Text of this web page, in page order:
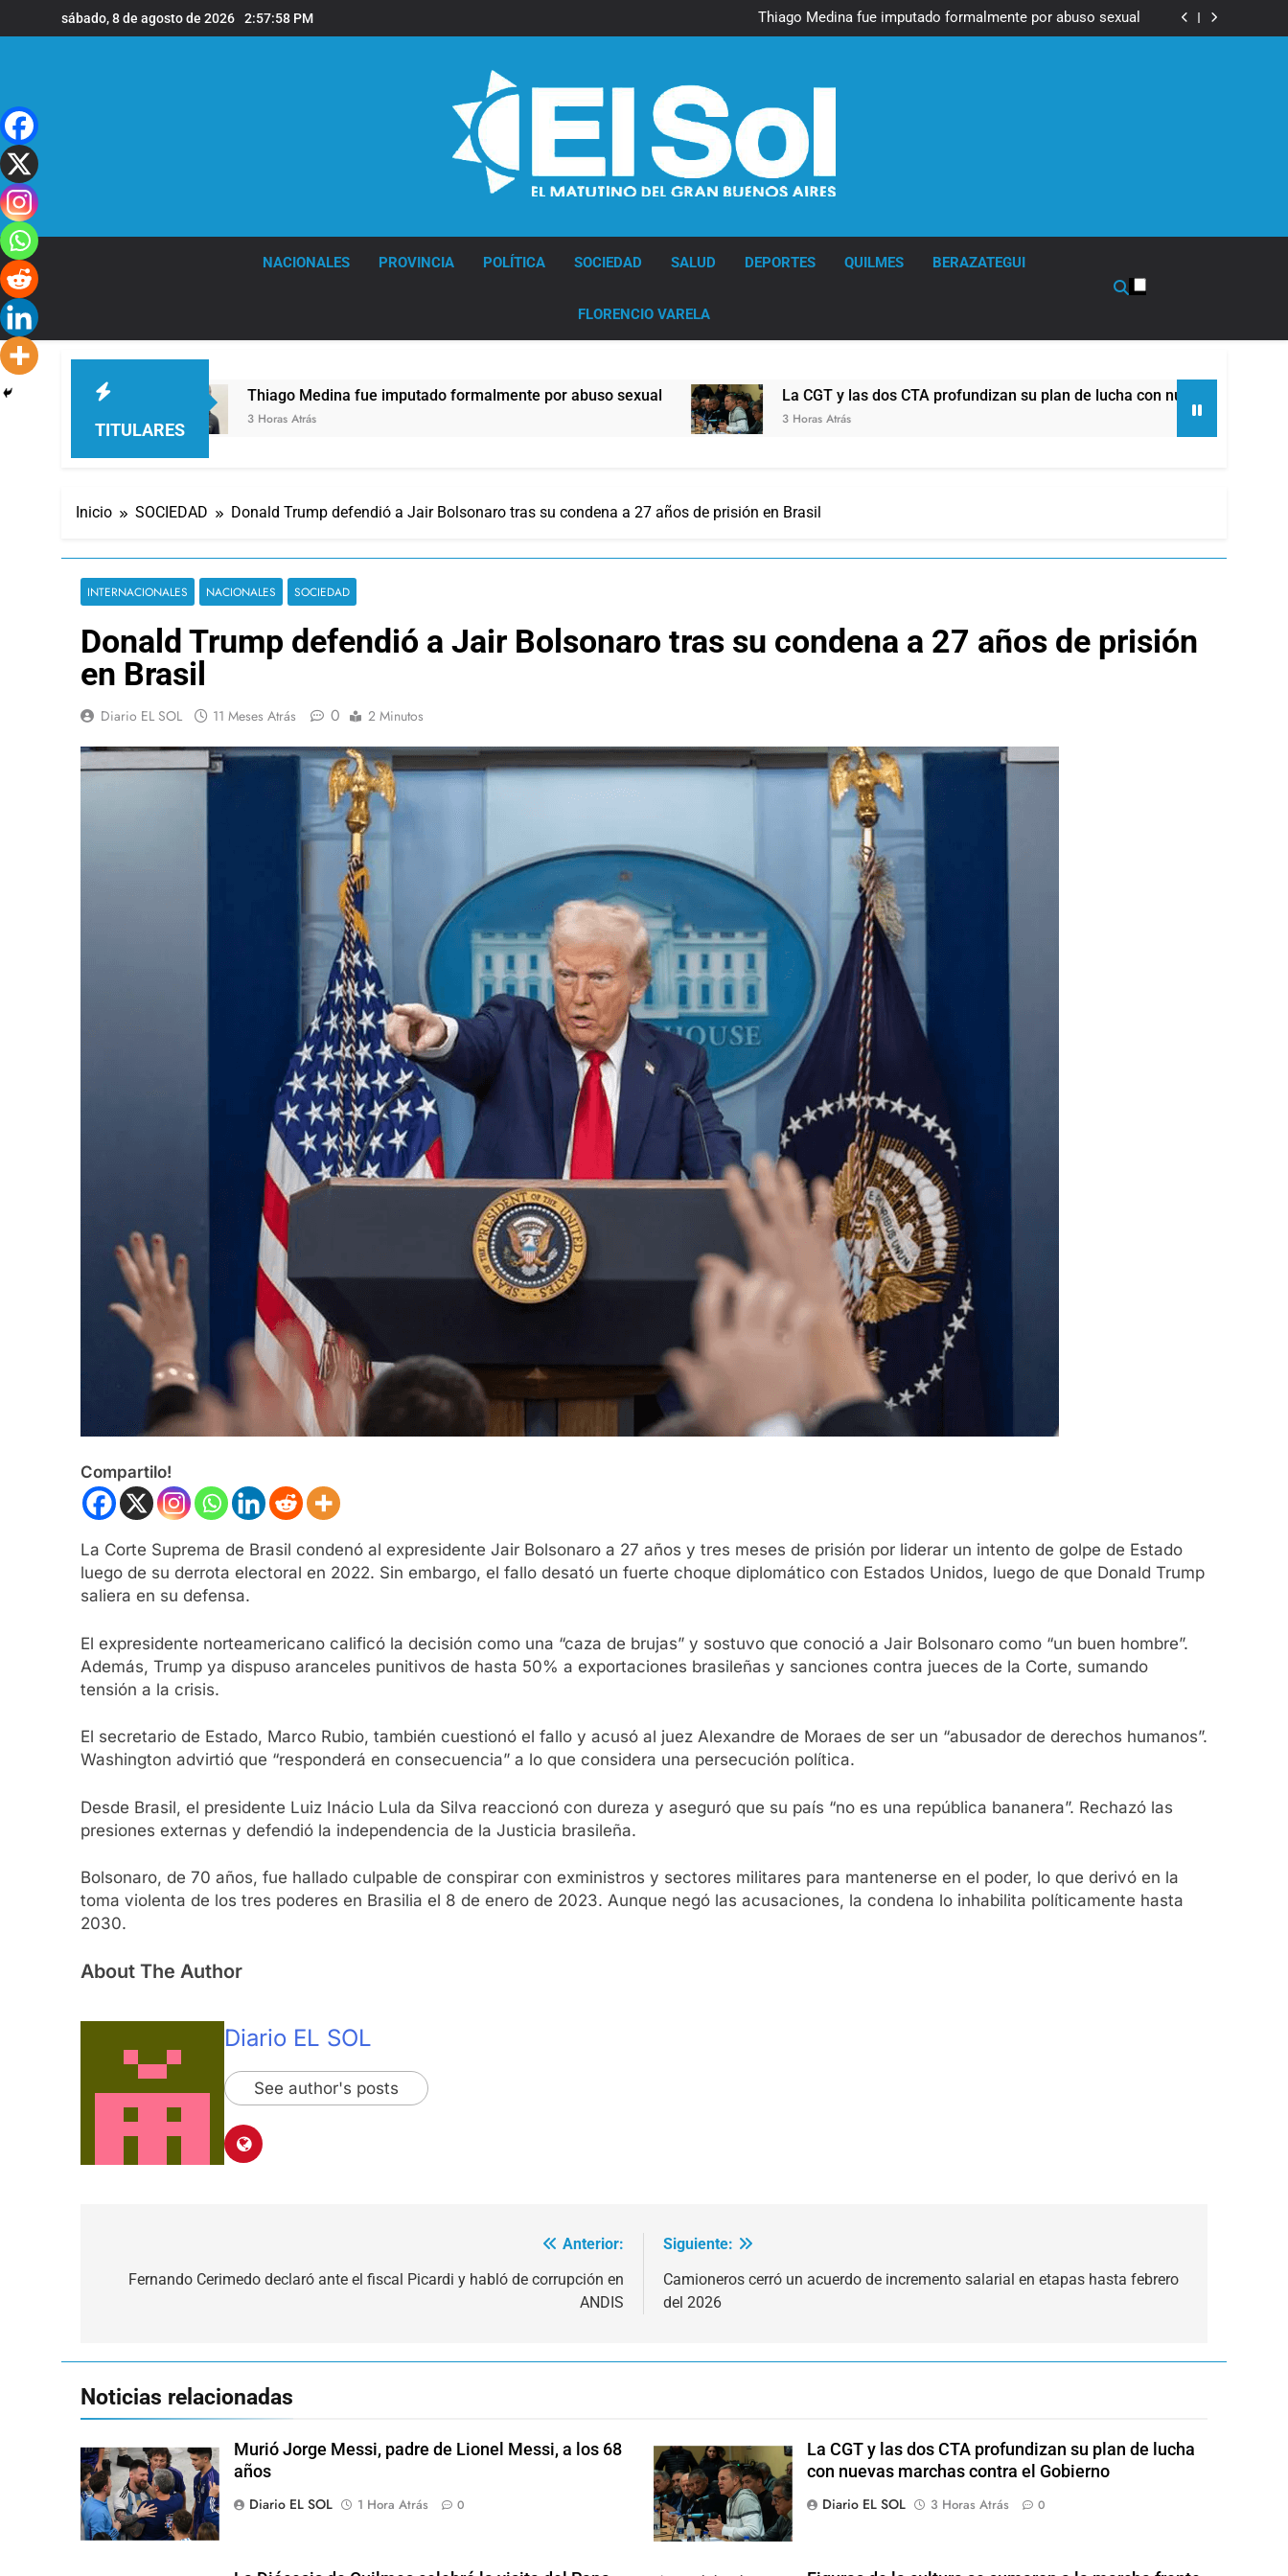
al
sábado, 8 de agosto de 2026 2:57:59 PM
Thiago Medina fue imputado formalmente por abuso sexual
La CGT y las dos CTA profundizan su plan de lucha con nuevas marchas
La CGT y las dos CTA profundizan su plan de lucha con nuevas marchas
NACIONALES PROVINCIA POLÍTICA SOCIEDAD SALUD DEPORTES QUILMES BERAZATEGUI
FLORENCIO VARELA
TITULARES
Thiago Medina fue imputado formalmente por abuso sexual
3 Horas Atrás
La CGT y las dos CTA profundizan su plan de lucha con nuevas marchas contra el
3 Horas Atrás
Inicio SOCIEDAD Donald Trump defendió a Jair Bolsonaro tras su condena a 27 años de prisión en Brasil
INTERNACIONALES NACIONALES SOCIEDAD
Donald Trump defendió a Jair Bolsonaro tras su condena a 27 años de prisión
en Brasil
Diario EL SOL 11 Meses Atrás 0 2 Minutos
Compartilo!
La Corte Suprema de Brasil condenó al expresidente Jair Bolsonaro a 27 años y tres meses de prisión por liderar un intento de golpe de Estado
luego de su derrota electoral en 2022. Sin embargo, el fallo desató un fuerte choque diplomático con Estados Unidos, luego de que Donald Trump
saliera en su defensa.
El expresidente norteamericano calificó la decisión como una “caza de brujas” y sostuvo que conoció a Jair Bolsonaro como “un buen hombre”.
Además, Trump ya dispuso aranceles punitivos de hasta 50% a exportaciones brasileñas y sanciones contra jueces de la Corte, sumando
tensión a la crisis.
El secretario de Estado, Marco Rubio, también cuestionó el fallo y acusó al juez Alexandre de Moraes de ser un “abusador de derechos humanos”.
Washington advirtió que “responderá en consecuencia” a lo que considera una persecución política.
Desde Brasil, el presidente Luiz Inácio Lula da Silva reaccionó con dureza y aseguró que su país “no es una república bananera”. Rechazó las
presiones externas y defendió la independencia de la Justicia brasileña.
Bolsonaro, de 70 años, fue hallado culpable de conspirar con exministros y sectores militares para mantenerse en el poder, lo que derivó en la
toma violenta de los tres poderes en Brasilia el 8 de enero de 2023. Aunque negó las acusaciones, la condena lo inhabilita políticamente hasta
2030.
About The Author
Diario EL SOL
See author's posts
Anterior:
Fernando Cerimedo declaró ante el fiscal Picardi y habló de corrupción en
ANDIS
Siguiente:
Camioneros cerró un acuerdo de incremento salarial en etapas hasta febrero
del 2026
Noticias relacionadas
Murió Jorge Messi, padre de Lionel Messi, a los 68
años
Diario EL SOL
1 Hora Atrás 0
La CGT y las dos CTA profundizan su plan de lucha
con nuevas marchas contra el Gobierno
Diario EL SOL
3 Horas Atrás 0